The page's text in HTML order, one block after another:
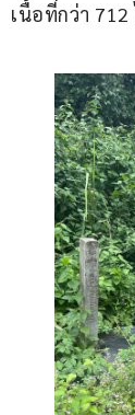
เนื้อที่กว่า 712